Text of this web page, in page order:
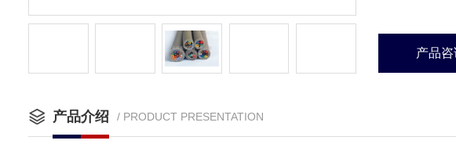
产品咨
产品介绍 / PRODUCT PRESENTATION